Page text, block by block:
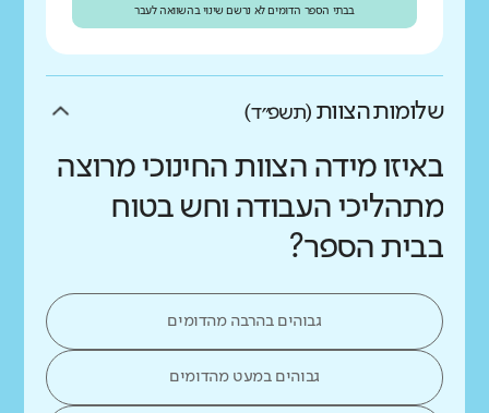
בבתי הספר הדומים לא נרשם שינוי בהשוואה לעבר
שלומות הצוות (תשפ״ד)
באיזו מידה הצוות החינוכי מרוצה
מתהליכי העבודה וחש בטוח
בבית הספר?
גבוהים בהרבה מהדומים
גבוהים במעט מהדומים